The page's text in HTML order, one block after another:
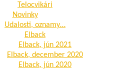
Telocvikári
Novinky
Udalosti, oznamy…
Elback
Elback, jún 2021
Elback, december 2020
Elback, jún 2020